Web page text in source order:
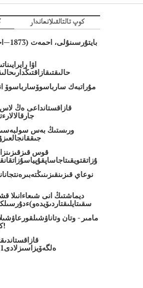
كوپ تالتالقىلانعاندار
اۋا
مۇراتبەك سارباسوۆسارباسوۆ
قازاقستانداعى ەڭ لاس
ورىستىڭ بەس
قوس
نوعاي
ديماشتىڭ انى شىعاءانىلا
كۇنىقۇتتىبولسىن!
ەلگەۆيزاسىزلادى71ەلگەباراالادى